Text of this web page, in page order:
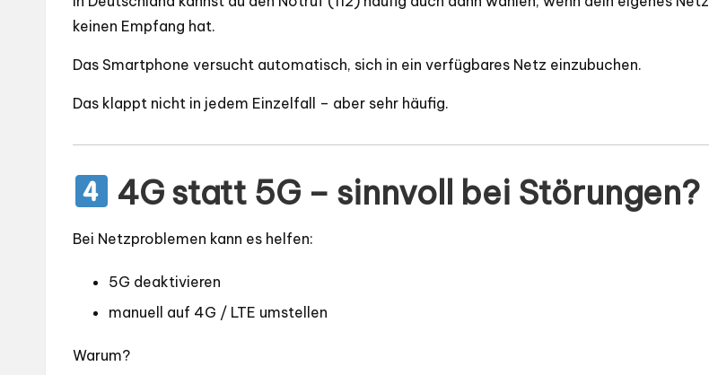
keinen Empfang hat.
Das Smartphone versucht automatisch, sich in ein verfügbares Netz einzubuchen.
Das klappt nicht in jedem Einzelfall – aber sehr häufig.
4G statt 5G – sinnvoll bei Störungen?
Bei Netzproblemen kann es helfen:
5G deaktivieren
manuell auf 4G / LTE umstellen
Warum?